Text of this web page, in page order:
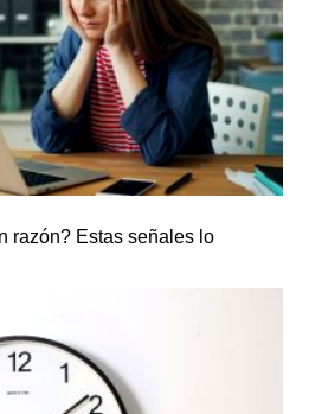
razón? Estas señales lo